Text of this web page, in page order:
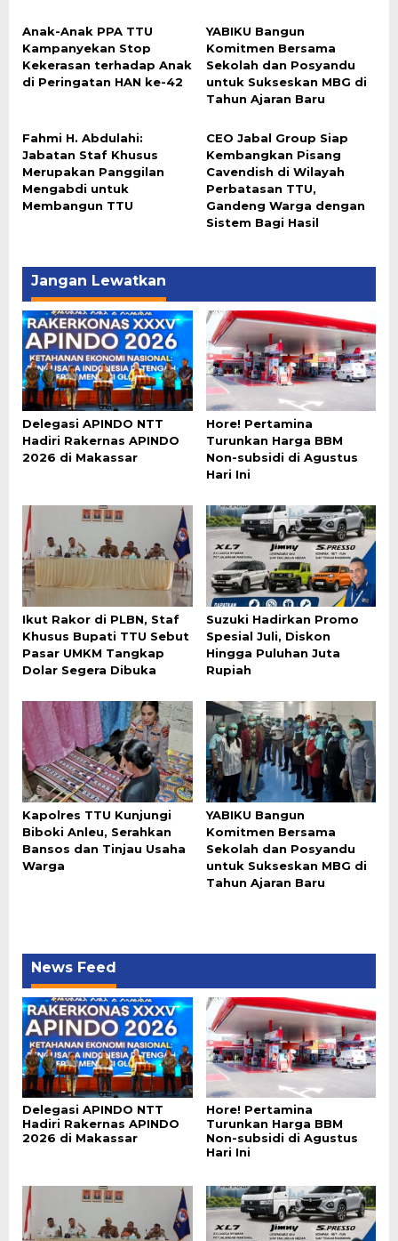
Anak-Anak PPA TTU
Kampanyekan Stop
Kekerasan terhadap Anak
di Peringatan HAN ke-42
YABIKU Bangun
Komitmen Bersama
Sekolah dan Posyandu
untuk Sukseskan MBG di
Tahun Ajaran Baru
Fahmi H. Abdulahi:
Jabatan Staf Khusus
Merupakan Panggilan
Mengabdi untuk
Membangun TTU
CEO Jabal Group Siap
Kembangkan Pisang
Cavendish di Wilayah
Perbatasan TTU,
Gandeng Warga dengan
Sistem Bagi Hasil
Jangan Lewatkan
Delegasi APINDO NTT
Hadiri Rakernas APINDO
2026 di Makassar
Hore! Pertamina
Turunkan Harga BBM
Non-subsidi di Agustus
Hari Ini
Ikut Rakor di PLBN, Staf
Khusus Bupati TTU Sebut
Pasar UMKM Tangkap
Dolar Segera Dibuka
Suzuki Hadirkan Promo
Spesial Juli, Diskon
Hingga Puluhan Juta
Rupiah
Kapolres TTU Kunjungi
Biboki Anleu, Serahkan
Bansos dan Tinjau Usaha
Warga
YABIKU Bangun
Komitmen Bersama
Sekolah dan Posyandu
untuk Sukseskan MBG di
Tahun Ajaran Baru
News Feed
Delegasi APINDO NTT
Hadiri Rakernas APINDO
2026 di Makassar
Hore! Pertamina
Turunkan Harga BBM
Non-subsidi di Agustus
Hari Ini